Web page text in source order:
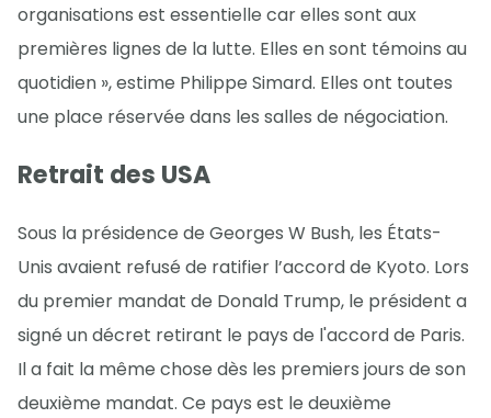
organisations est essentielle car elles sont aux
premières lignes de la lutte. Elles en sont témoins au
quotidien », estime Philippe Simard. Elles ont toutes
une place réservée dans les salles de négociation.
Retrait des USA
Sous la présidence de Georges W Bush, les États-
Unis avaient refusé de ratifier l’accord de Kyoto. Lors
du premier mandat de Donald Trump, le président a
signé un décret retirant le pays de l'accord de Paris.
Il a fait la même chose dès les premiers jours de son
deuxième mandat. Ce pays est le deuxième